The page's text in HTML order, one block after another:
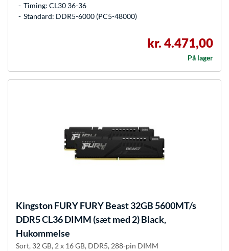
Timing: CL30 36-36
Standard: DDR5-6000 (PC5-48000)
kr. 4.471,00
På lager
Kingston FURYFURY Beast 32GB 5600MT/s
DDR5 CL36 DIMM (sæt med 2) Black,
Hukommelse
Sort, 32 GB, 2 x 16 GB, DDR5, 288-pin DIMM